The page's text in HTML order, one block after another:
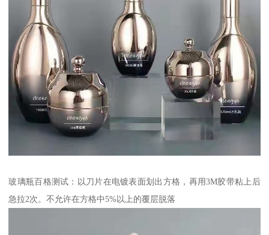
玻璃瓶百格测试：以刀片在电镀表面划出方格，再用3M胶带粘上后
急拉2次。不允许在方格中5%以上的覆层脱落